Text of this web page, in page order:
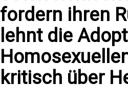
fordern ihren
lehnt die
kritisch über